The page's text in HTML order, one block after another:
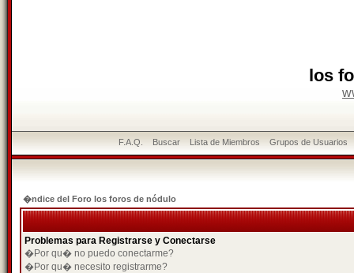
los
F.A.Q. Buscar Lista de Miembros Grupos de Usuarios
�ndice del Foro los foros de nódulo
Problemas para Registrarse y Conectarse
�Por qu� no puedo conectarme?
�Por qu� necesito registrarme?